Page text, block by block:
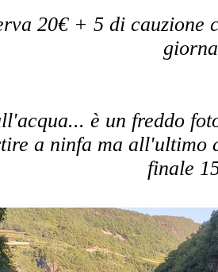
20€ + 5 di cauzione
è un freddo
a ninfa ma all'ultimo
finale